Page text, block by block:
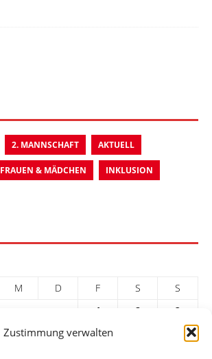
Zustimmung verwalten
2. MANNSCHAFT AKTUELL
FRAUEN & MÄDCHEN INKLUSION
M D F S
S
1
2
3
6 7 8